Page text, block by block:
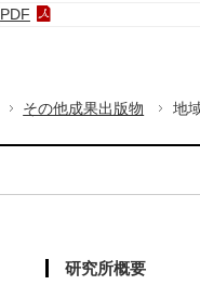
PDF
その他成果出版物 地
研究所概要